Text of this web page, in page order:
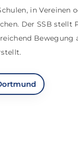
in Vereinen
Der SSB stellt
Bewegung